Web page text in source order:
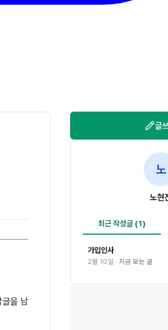
을 남
글
노
노현
최근 작성글 (1)
가입인사
2월 10일 · 지금 보는 글